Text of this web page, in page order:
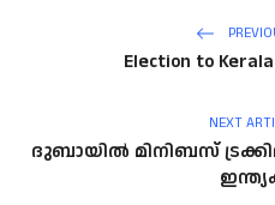
Election to
NEXT
ദുബായിൽ മിനിബസ്​